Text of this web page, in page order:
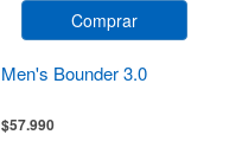
Comprar
Men's Bounder 3.0
$57.990